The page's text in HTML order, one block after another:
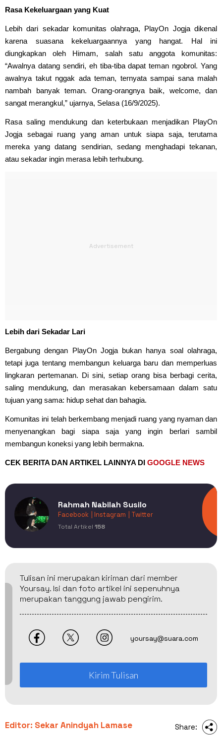
Rasa Kekeluargaan yang Kuat
Lebih dari sekadar komunitas olahraga, PlayOn Jogja dikenal
karena suasana kekeluargaannya yang hangat. Hal ini
diungkapkan oleh Himam, salah satu anggota komunitas:
“Awalnya datang sendiri, eh tiba-tiba dapat teman ngobrol. Yang
awalnya takut nggak ada teman, ternyata sampai sana malah
nambah banyak teman. Orang-orangnya baik, welcome, dan
sangat merangkul,” ujarnya, Selasa (16/9/2025).
Rasa saling mendukung dan keterbukaan menjadikan PlayOn
Jogja sebagai ruang yang aman untuk siapa saja, terutama
mereka yang datang sendirian, sedang menghadapi tekanan,
atau sekadar ingin merasa lebih terhubung.
Lebih dari Sekadar Lari
Bergabung dengan PlayOn Jogja bukan hanya soal olahraga,
tetapi juga tentang membangun keluarga baru dan memperluas
lingkaran pertemanan. Di sini, setiap orang bisa berbagi cerita,
saling mendukung, dan merasakan kebersamaan dalam satu
tujuan yang sama: hidup sehat dan bahagia.
Komunitas ini telah berkembang menjadi ruang yang nyaman dan
menyenangkan bagi siapa saja yang ingin berlari sambil
membangun koneksi yang lebih bermakna.
CEK BERITA DAN ARTIKEL LAINNYA DI GOOGLE NEWS
Rahmah Nabilah Susilo
Facebook | Instagram | Twitter
Total Artikel 158
Tulisan ini merupakan kiriman dari member
Yoursay. Isi dan foto artikel ini sepenuhnya
merupakan tanggung jawab pengirim.
yoursay@suara.com
Kirim Tulisan
Editor: Sekar Anindyah Lamase Share: